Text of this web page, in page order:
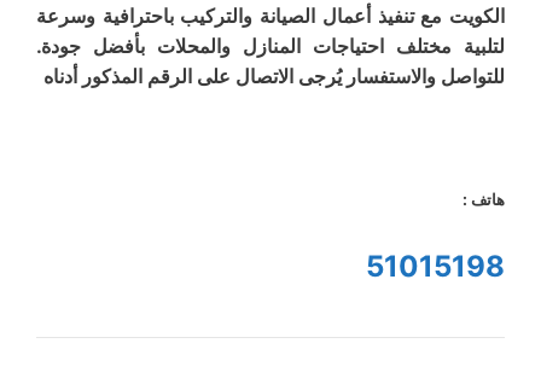
الكويت مع تنفيذ أعمال الصيانة والتركيب باحترافية وسرعة
لتلبية مختلف احتياجات المنازل والمحلات بأفضل جودة.
للتواصل والاستفسار يُرجى الاتصال على الرقم المذكور أدناه
هاتف :
51015198